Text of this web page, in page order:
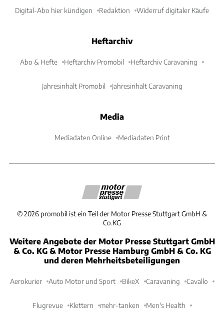
Digital-Abo hier kündigen Redaktion Widerruf digitaler Käufe
Heftarchiv
Abo & Hefte Heftarchiv Promobil Heftarchiv Caravaning
Jahresinhalt Promobil Jahresinhalt Caravaning
Media
Mediadaten Online Mediadaten Print
©2026 promobil ist ein Teil der Motor Presse Stuttgart GmbH &
Co.KG
Weitere Angebote der Motor Presse Stuttgart GmbH
& Co. KG & Motor Presse Hamburg GmbH & Co. KG
und deren Mehrheitsbeteiligungen
Aerokurier Auto Motor und Sport BikeX Caravaning Cavallo
Flugrevue Klettern mehr-tanken Men's Health